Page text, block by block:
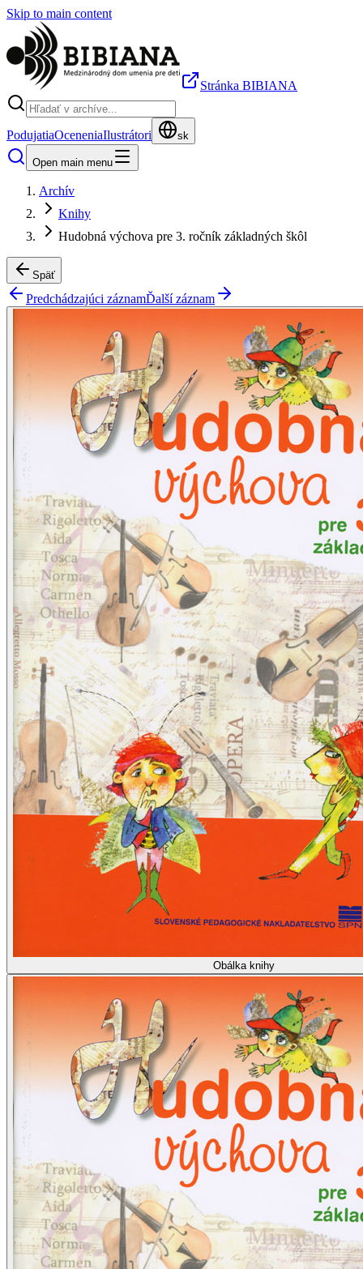
Skip to main content
Stránka BIBIANA
PodujatiaOceneniaIlustrátori sk
Open main menu
Archív
Knihy
Hudobná výchova pre 3. ročník základných škôl
Späť
Predchádzajúci záznamĎalší záznam
Obálka knihy